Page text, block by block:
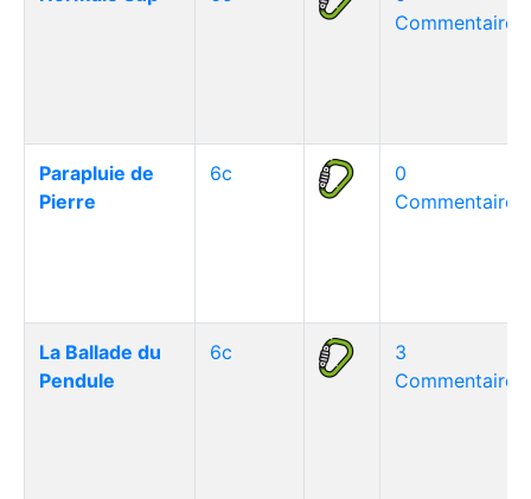
Parapluie de
Pierre
6c
0
La Ballade du
Pendule
6c
3